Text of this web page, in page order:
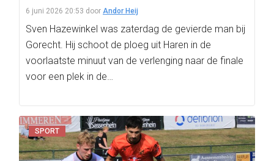
6 juni 2026 20:53 door Andor Heij
Sven Hazewinkel was zaterdag de gevierde man bij
Gorecht. Hij schoot de ploeg uit Haren in de
voorlaatste minuut van de verlenging naar de finale
voor een plek in de…
SPORT